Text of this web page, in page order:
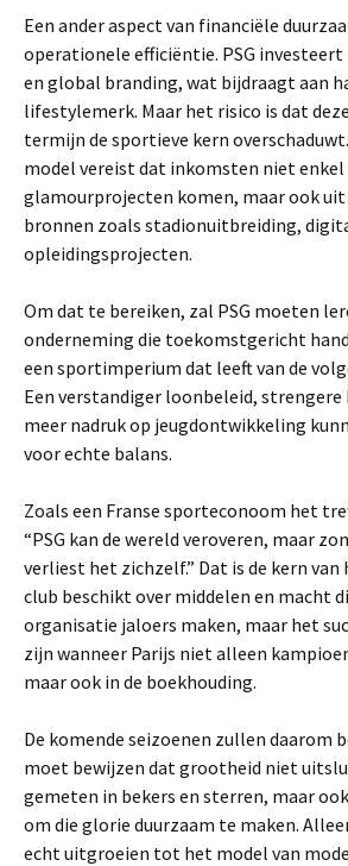
Een ander aspect van financiële
operationele efficiëntie. PSG
en global branding, wat bijdraagt aan
lifestylemerk. Maar het risico is dat
termijn de sportieve kern
model vereist dat inkomsten niet
glamourprojecten komen, maar ook
bronnen zoals stadionuitbreiding,
opleidingsprojecten.
Om dat te bereiken, zal PSG moeten
onderneming die toekomstgericht
een sportimperium dat leeft van de
Een verstandiger loonbeleid,
meer nadruk op jeugdontwikkeling
voor echte balans.
Zoals een Franse sporteconoom het
“PSG kan de wereld veroveren, maar
verliest het zichzelf.” Dat is de kern van
club beschikt over middelen en macht
organisatie jaloers maken, maar het
zijn wanneer Parijs niet alleen
maar ook in de boekhouding.
De komende seizoenen zullen daarom
moet bewijzen dat grootheid niet
gemeten in bekers en sterren, maar
om die glorie duurzaam te maken.
echt uitgroeien tot het model van